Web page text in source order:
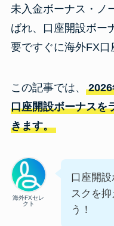
未入金ボーナス・ノ
ばれ、口座開設ボー
要ですぐに海外FX口
この記事では、
口座開設ボーナスを
きます。
海外FXセレ
クト
口座開
スクを
う！